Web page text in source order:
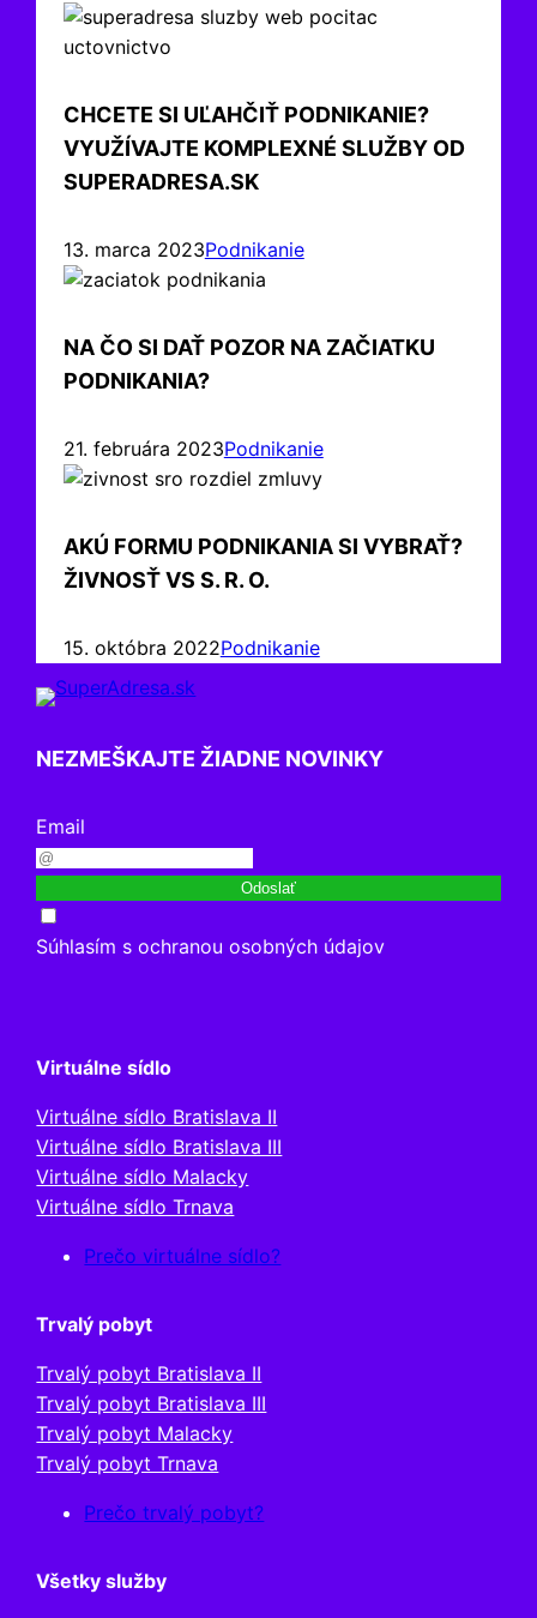
CHCETE SI UĽAHČIŤ PODNIKANIE?
VYUŽÍVAJTE KOMPLEXNÉ SLUŽBY OD
SUPERADRESA.SK
13. marca 2023Podnikanie
NA ČO SI DAŤ POZOR NA ZAČIATKU
PODNIKANIA?
21. februára 2023Podnikanie
AKÚ FORMU PODNIKANIA SI VYBRAŤ?
ŽIVNOSŤ VS S. R. O.
15. októbra 2022Podnikanie
NEZMEŠKAJTE ŽIADNE NOVINKY
Email
Odoslať
Súhlasím s ochranou osobných údajov
Virtuálne sídlo
Virtuálne sídlo Bratislava II
Virtuálne sídlo Bratislava III
Virtuálne sídlo Malacky
Virtuálne sídlo Trnava
Prečo virtuálne sídlo?
Trvalý pobyt
Trvalý pobyt Bratislava II
Trvalý pobyt Bratislava III
Trvalý pobyt Malacky
Trvalý pobyt Trnava
Prečo trvalý pobyt?
Všetky služby